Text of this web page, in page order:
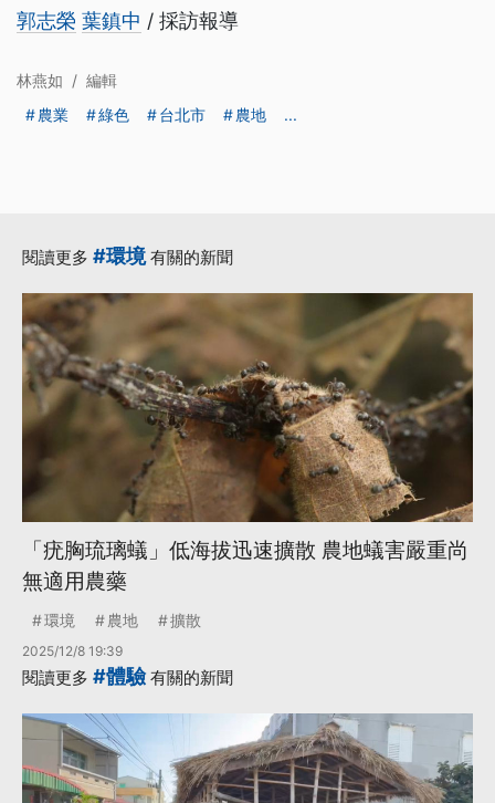
郭志榮 葉鎮中 / 採訪報導
林燕如 / 編輯
農業
綠色 台北市 農地 ...
閱讀更多 #環境有關的新聞
「疣胸琉璃蟻」低海拔迅速擴散 農地蟻害嚴重尚
無適用農藥
環境 農地 擴散
2025/12/8 19:39
閱讀更多 #體驗有關的新聞